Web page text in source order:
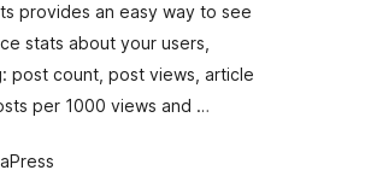
provides an easy way to see
stats about your users,
post count, post views, article
per 1000 views and …